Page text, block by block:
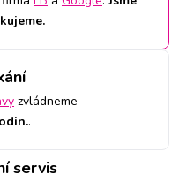
zvládneme
.
servis